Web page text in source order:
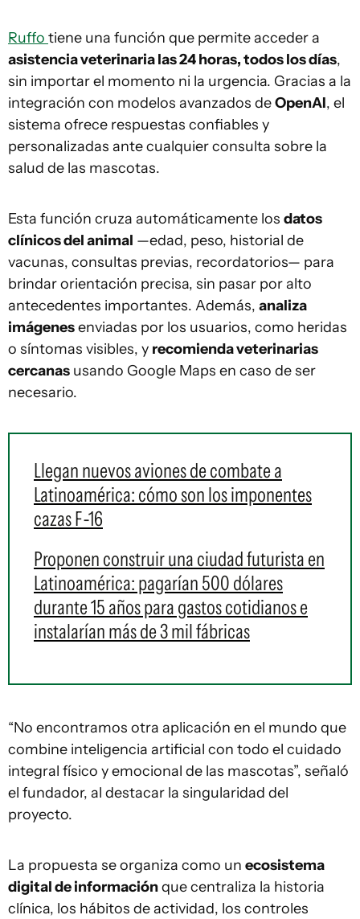
Ruffo tiene una función que permite acceder a
asistencia veterinaria las 24 horas, todos los días,
sin importar el momento ni la urgencia. Gracias a la
integración con modelos avanzados deOpenAI, el
sistema ofrece respuestas confiables y
personalizadas ante cualquier consulta sobre la
salud de las mascotas.
Esta función cruza automáticamente los datos
clínicos del animal —edad, peso, historial de
vacunas, consultas previas, recordatorios— para
brindar orientación precisa, sin pasar por alto
antecedentes importantes. Además, analiza
imágenesenviadas por los usuarios, como heridas
o síntomas visibles, y recomienda veterinarias
cercanas usando Google Maps en caso de ser
necesario.
Llegan nuevos aviones de combate a
Latinoamérica: cómo son los imponentes
cazas F-16
Proponen construir una ciudad futurista en
Latinoamérica: pagarían 500 dólares
durante 15 años para gastos cotidianos e
instalarían más de 3 mil fábricas
“No encontramos otra aplicación en el mundo que
combine inteligencia artificial con todo el cuidado
integral físico y emocional de las mascotas”, señaló
el fundador, al destacar la singularidad del
proyecto.
La propuesta se organiza como un ecosistema
digital de informaciónque centraliza la historia
clínica, los hábitos de actividad, los controles